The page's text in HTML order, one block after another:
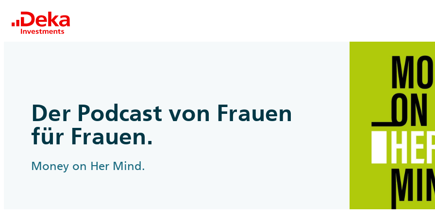
Der Podcast von Frauen
für Frauen.
Money on Her Mind.